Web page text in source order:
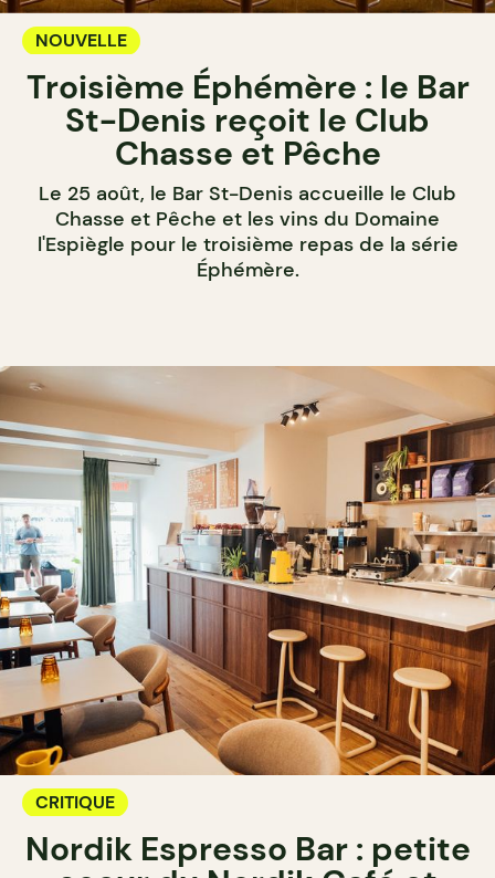
NOUVELLE
Troisième Éphémère : le Bar
St-Denis reçoit le Club
Chasse et Pêche
Le 25 août, le Bar St-Denis accueille le Club
Chasse et Pêche et les vins du Domaine
l'Espiègle pour le troisième repas de la série
Éphémère.
CRITIQUE
Nordik Espresso Bar : petite